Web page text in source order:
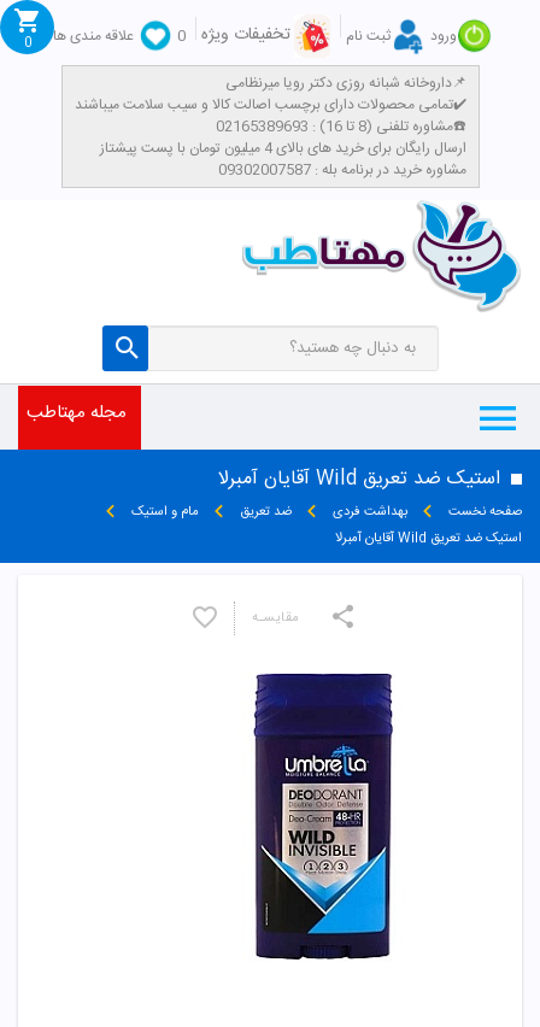
ورود ثبت نام تخفیفات ویژه 0
علاقه مندی ها
داروخانه شبانه روزی دکتر رویا میرنظامی📌
تمامی محصولات دارای برچسب اصالت کالا و سیب سلامت میباشند✔️
مشاوره تلفنی (8 تا 16) : 02165389693☎️
​ارسال رایگان برای خرید های بالای 4 میلیون تومان با پست پیشتاز
مشاوره خرید در برنامه بله : 09302007587
0
مجله مهتاطب
استیک ضد تعریق Wild آقایان آمبرلا
صفحه نخست بهداشت فردی ضد تعریق
مام و استیک
استیک ضد تعریق Wild آقایان آمبرلا
مقایسـه